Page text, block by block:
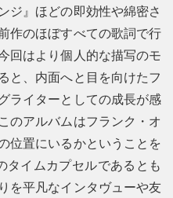
ジ』ほどの即効性や綿密さ
作のほぼすべての歌詞で行
回はより個人的な描写のモ
と、内面へと目を向けたフ
ライターとしての成長が感
のアルバムはフランク・オ
位置にいるかということを
タイムカプセルであるとも
を平凡なインタヴューや友